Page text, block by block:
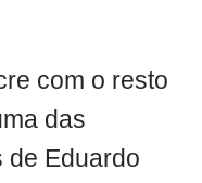
com o resto
das
de Eduardo